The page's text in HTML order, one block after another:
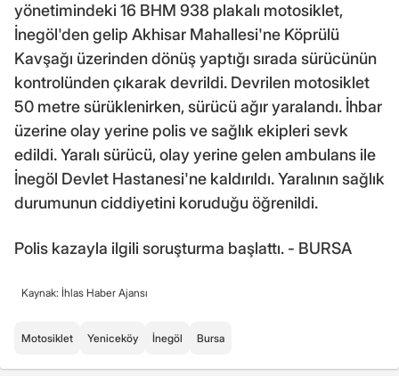
yönetimindeki 16 BHM 938 plakalı motosiklet,
İnegöl'den gelip Akhisar Mahallesi'ne Köprülü
Kavşağı üzerinden dönüş yaptığı sırada sürücünün
kontrolünden çıkarak devrildi. Devrilen motosiklet
50 metre sürüklenirken, sürücü ağır yaralandı. İhbar
üzerine olay yerine polis ve sağlık ekipleri sevk
edildi. Yaralı sürücü, olay yerine gelen ambulans ile
İnegöl Devlet Hastanesi'ne kaldırıldı. Yaralının sağlık
durumunun ciddiyetini koruduğu öğrenildi.
Polis kazayla ilgili soruşturma başlattı. - BURSA
Kaynak: İhlas Haber Ajansı
Motosiklet Yeniceköy İnegöl Bursa